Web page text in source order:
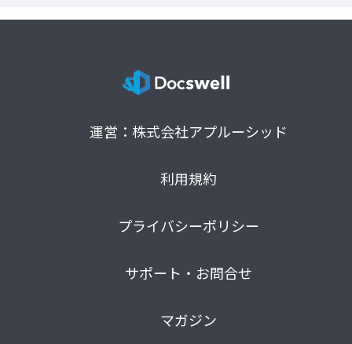
運営：株式会社アプルーシッド
利用規約
プライバシーポリシー
サポート・お問合せ
マガジン